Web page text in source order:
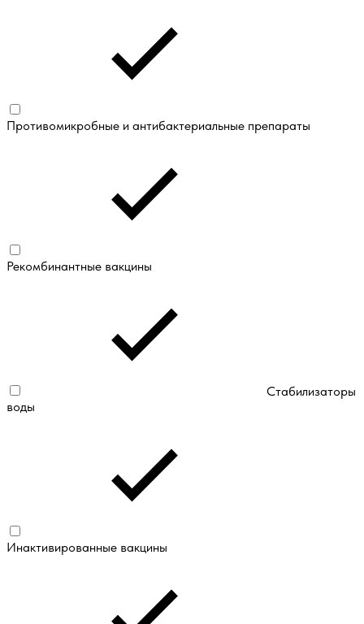
Противомикробные и антибактериальные препараты
Рекомбинантные вакцины
Стабилизаторы
воды
Инактивированные вакцины